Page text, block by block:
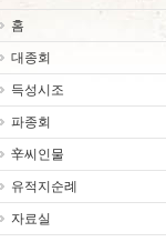
홈
대종회
득성시조
파종회
辛씨인물
유적지순례
자료실